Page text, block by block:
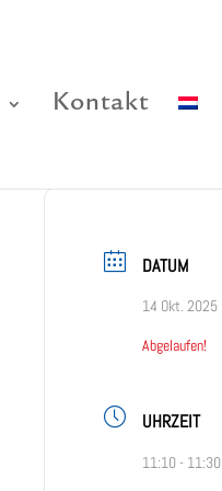
Kontakt
DATUM
14 Okt. 2025
Abgelaufen!
UHRZEIT
11:10 - 11:30